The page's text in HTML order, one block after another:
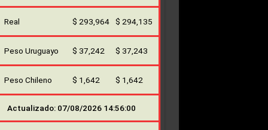
Real $ 293,964 $ 294,135
Peso Uruguayo $ 37,242 $ 37,243
Peso Chileno $ 1,642 $ 1,642
Actualizado: 07/08/2026 14:56:00